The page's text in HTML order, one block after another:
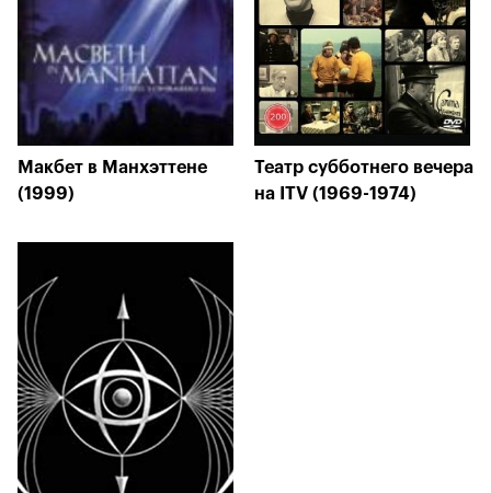
Макбет в Манхэттене
(1999)
Театр субботнего вечера
на ITV (1969-1974)